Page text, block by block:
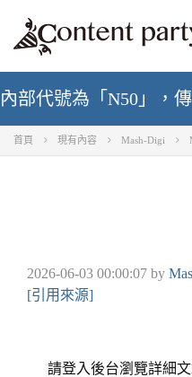
內部代號為「N50」，
首頁 現有內容 Mash-Digi
2026-06-03 00:00:07 by
[引用來源]
請登入後台瀏覽詳細文